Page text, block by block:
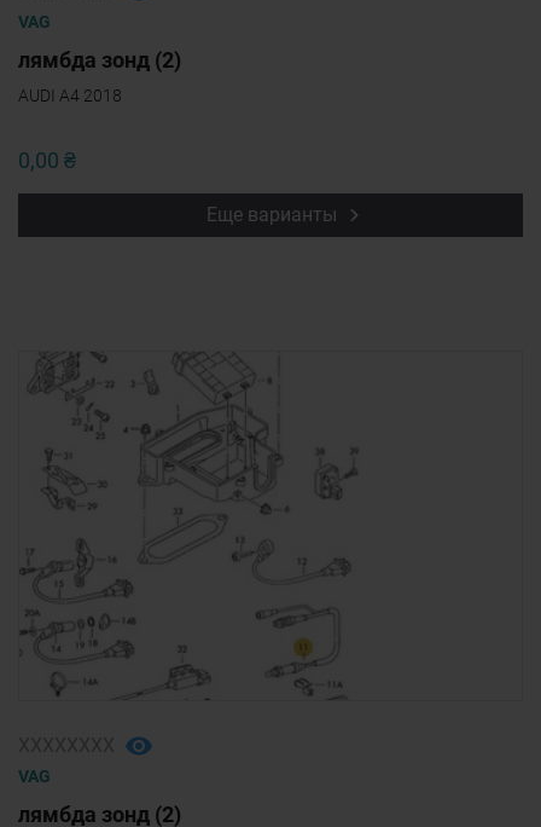
VAG
лямбда зонд (2)
AUDI A4 2018
0,00 ₴
Еще варианты
1 / 1
VAG
лямбда зонд (2)